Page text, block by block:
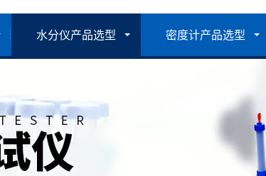
水分仪产品选型 密度计产品选型